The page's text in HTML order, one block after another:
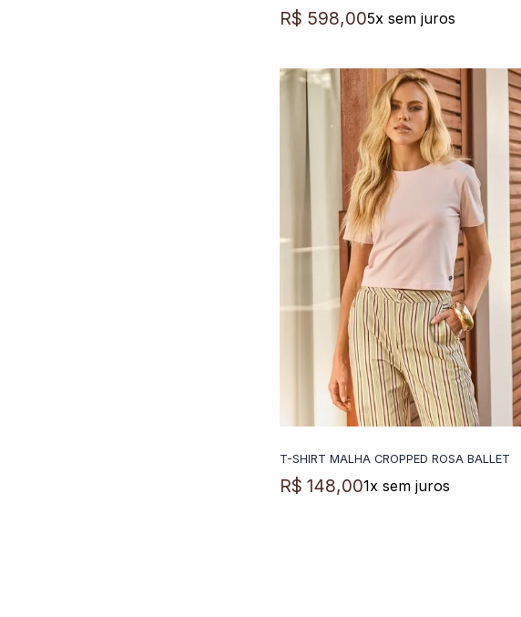
R$ 598,005x sem juros
ADICIONAR A SACOLA
T-SHIRT MALHA CROPPED ROSA BALLET
R$ 148,001x sem juros